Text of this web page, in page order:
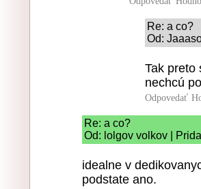
Re: a co?
Od:
Tak preto
nechcú
Odpovedať
Re: a co?
Od: lolgov volkov |
idealne v
podstate ano.